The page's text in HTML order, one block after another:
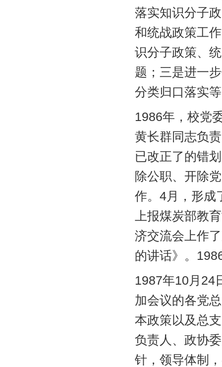
落实知识分子
和统战政策工
识分子政策、
题；三是进一
分类归口落实
1986年，校党
黄长群同志负
已改正了的错
除公职、开除
作。4月，形成
上报煤炭部教
济交流会上作
的讲话》。
1987年10月24
加会议的各党
本政策以及总
负责人、政协
针，领导体制